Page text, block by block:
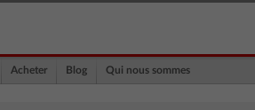
Acheter Blog Qui nous sommes